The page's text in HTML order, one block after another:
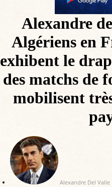
Alexandre
Algériens en
exhibent le
des matchs de
mobilisent
Alexandre Del Valle